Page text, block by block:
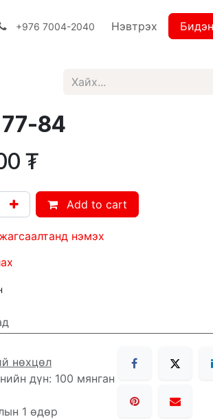
+976 7004-2040 Нэвтрэх
84
₮
Add to cart
нэмэх
нөхцөл
дүн: 100 мянган
1 өдөр